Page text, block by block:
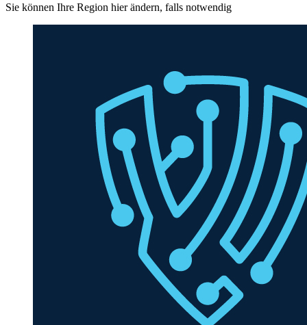
Sie können Ihre Region hier ändern, falls notwendig